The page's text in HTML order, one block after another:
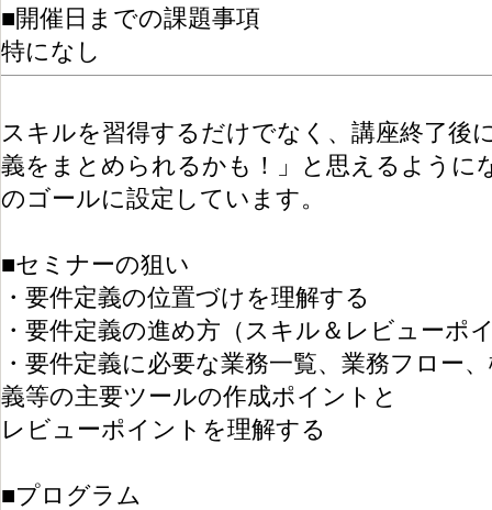
■開催日までの課題事項
特になし
スキルを習得するだけでなく、講座終了後
義をまとめられるかも！」と思えるように
のゴールに設定しています。
■セミナーの狙い
・要件定義の位置づけを理解する
・要件定義の進め方（スキル＆レビューポ
・要件定義に必要な業務一覧、業務フロー
義等の主要ツールの作成ポイントと
レビューポイントを理解する
■プログラム